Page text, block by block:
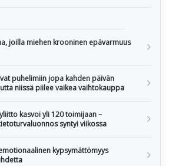
joilla miehen krooninen epävarmuus
puhelimiin jopa kahden päivän
niissä piilee vaikea vaihtokauppa
kasvoi yli 120 toimijaan –
syntyi viikossa
kypsymättömyys